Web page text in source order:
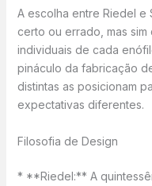
A escolha entre Riedel e
certo ou errado, mas
individuais de cada
pináculo da fabricação
distintas as posicionam
expectativas diferentes.
Filosofia de Design
* **Riedel:** A